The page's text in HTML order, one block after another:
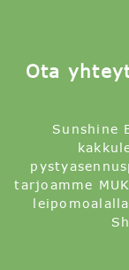
Ota
Sunshine
tarjoamme